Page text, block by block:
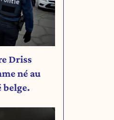
Driss
né au
belge.